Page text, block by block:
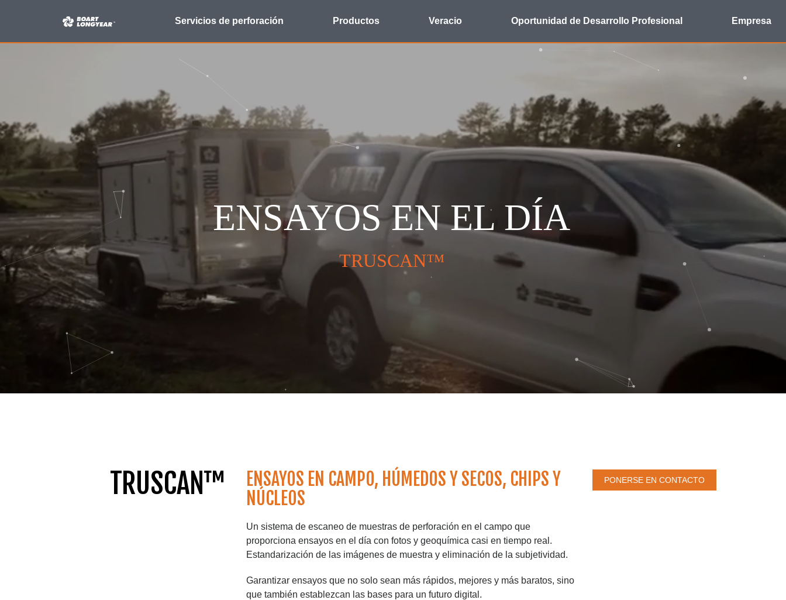
Servicios de perforación Productos Veracio Oportunidad de Desarrollo Profesional Empresa
ENSAYOS EN EL DÍA
TRUSCAN™
TRUSCAN™
ENSAYOS EN CAMPO, HÚMEDOS Y SECOS, CHIPS Y
NÚCLEOS
Un sistema de escaneo de muestras de perforación en el campo que
proporciona ensayos en el día con fotos y geoquímica casi en tiempo real.
Estandarización de las imágenes de muestra y eliminación de la subjetividad.
Garantizar ensayos que no solo sean más rápidos, mejores y más baratos, sino
que también establezcan las bases para un futuro digital.
PONERSE EN CONTACTO